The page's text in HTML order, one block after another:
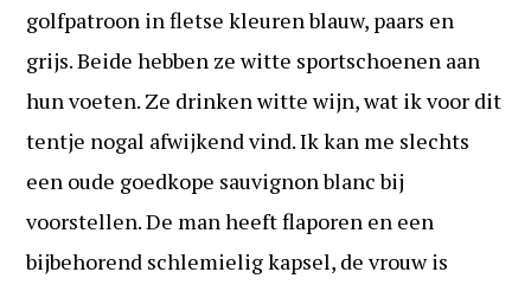
golfpatroon in fletse kleuren blauw, paars en
grijs. Beide hebben ze witte sportschoenen aan
hun voeten. Ze drinken witte wijn, wat ik voor dit
tentje nogal afwijkend vind. Ik kan me slechts
een oude goedkope sauvignon blanc bij
voorstellen. De man heeft flaporen en een
bijbehorend schlemielig kapsel, de vrouw is